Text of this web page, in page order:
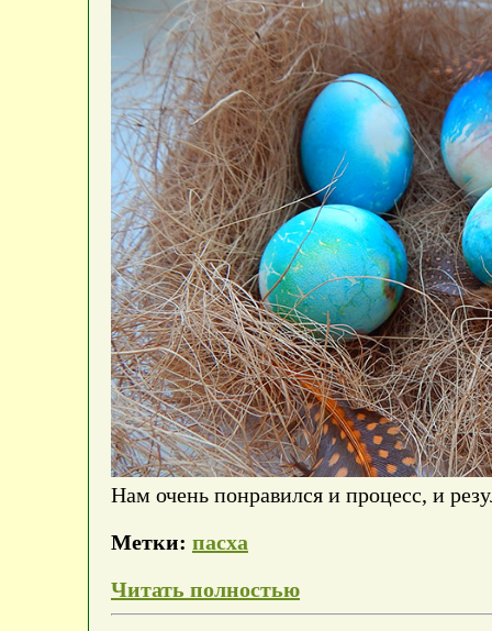
Нам очень понравился и процесс, и
Метки: пасха
Читать полностью